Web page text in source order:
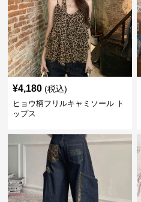
¥4,180 (税込)
ヒョウ柄フリルキャミソール ト
ップス